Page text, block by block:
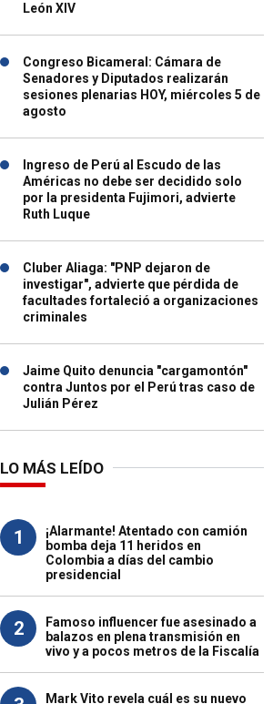
León XIV
Congreso Bicameral: Cámara de
Senadores y Diputados realizarán
sesiones plenarias HOY, miércoles 5 de
agosto
Ingreso de Perú al Escudo de las
Américas no debe ser decidido solo
por la presidenta Fujimori, advierte
Ruth Luque
Cluber Aliaga: "PNP dejaron de
investigar", advierte que pérdida de
facultades fortaleció a organizaciones
criminales
Jaime Quito denuncia "cargamontón"
contra Juntos por el Perú tras caso de
Julián Pérez
LO MÁS LEÍDO
1
¡Alarmante! Atentado con camión
bomba deja 11 heridos en
Colombia a días del cambio
presidencial
2
Famoso influencer fue asesinado a
balazos en plena transmisión en
vivo y a pocos metros de la Fiscalía
Mark Vito revela cuál es su nuevo